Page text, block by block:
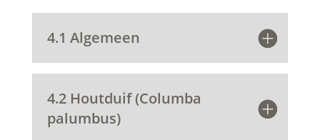
4.1 Algemeen
4.2 Houtduif (Columba
palumbus)